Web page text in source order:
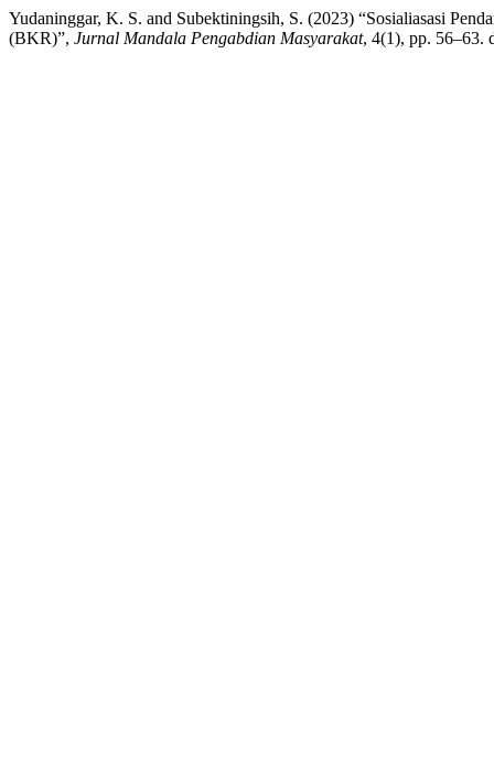
Yudaninggar, K. S. and Subektiningsih, S. (2023) “Sosialiasasi
(BKR)”, Jurnal Mandala Pengabdian Masyarakat, 4(1), pp. 56–63.